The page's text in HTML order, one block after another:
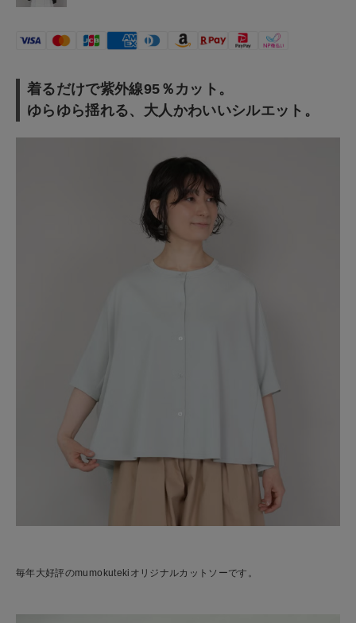
着るだけで紫外線95％カット。
ゆらゆら揺れる、大人かわいいシルエット。
毎年大好評のmumokutekiオリジナルカットソーです。